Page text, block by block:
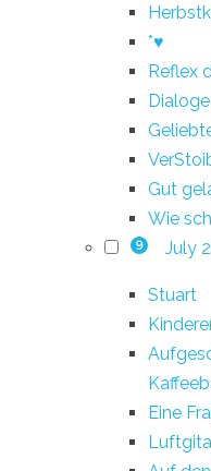
*♥
Reflex
Gut
Wie
9 July
Stuart
Eine